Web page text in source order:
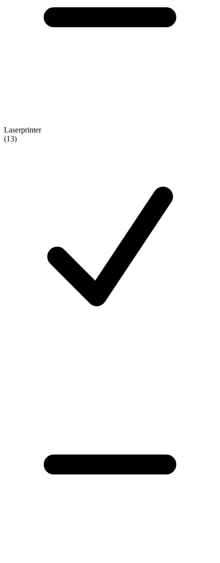
Laserprinter
(13)